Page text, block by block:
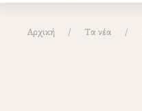
Αρχική Τα νέα